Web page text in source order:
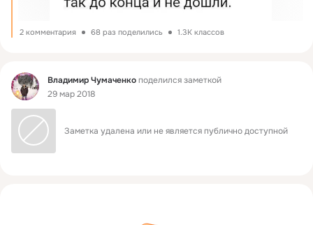
2 комментария 68 раз поделились 1.3K классов
Фид Владимир Чумаченкоподелился заметкой
29 мар 2018
Заметка удалена или не является публично доступной